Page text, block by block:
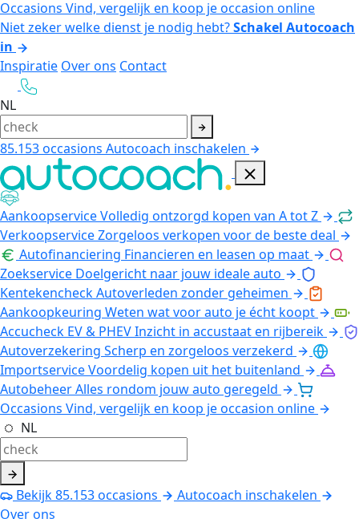
Occasions Vind, vergelijk en koop je occasion online
Niet zeker welke dienst je nodig hebt?Schakel Autocoach
in
Inspiratie Over ons Contact
NL
85.153occasions Autocoach inschakelen
AankoopserviceVolledig ontzorgd kopen van A tot Z
VerkoopserviceZorgeloos verkopen voor de beste deal
Autofinanciering Financieren en leasen op maat
Zoekservice Doelgericht naar jouw ideale auto
KentekencheckAutoverleden zonder geheimen
Aankoopkeuring Weten wat voor auto je écht koopt
Accucheck EV & PHEVInzicht in accustaat en rijbereik
Autoverzekering Scherp en zorgeloos verzekerd
ImportserviceVoordelig kopen uit het buitenland
AutobeheerAlles rondom jouw auto geregeld
Occasions Vind, vergelijk en koop je occasion online
NL
Bekijk85.153occasions
Autocoach inschakelen
Over ons